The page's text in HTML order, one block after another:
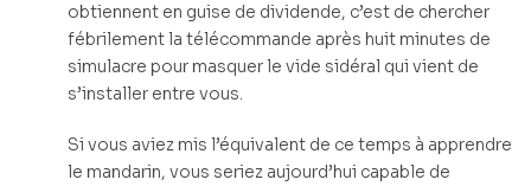
obtiennent en guise de dividende, c’est de chercher
fébrilement la télécommande après huit minutes de
simulacre pour masquer le vide sidéral qui vient de
s’installer entre vous.
Si vous aviez mis l’équivalent de ce temps à apprendre
le mandarin, vous seriez aujourd’hui capable de